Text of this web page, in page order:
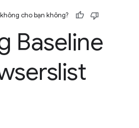
cho bạn không?
Baseline